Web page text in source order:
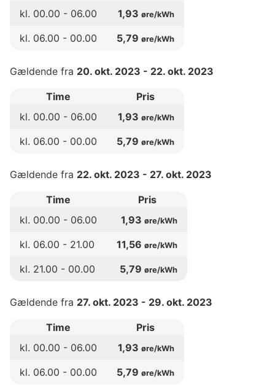
kl. 00.00 - 06.00 1,93 øre/kWh
kl. 06.00 - 00.00 5,79 øre/kWh
Gældende fra 20. okt. 2023 - 22. okt. 2023
Time
Pris
kl. 00.00 - 06.00 1,93 øre/kWh
kl. 06.00 - 00.00 5,79 øre/kWh
Gældende fra 22. okt. 2023 - 27. okt. 2023
Time
Pris
kl. 00.00 - 06.00 1,93 øre/kWh
kl. 06.00 - 21.00 11,56 øre/kWh
kl. 21.00 - 00.00 5,79 øre/kWh
Gældende fra 27. okt. 2023 - 29. okt. 2023
Time
Pris
kl. 00.00 - 06.00 1,93 øre/kWh
kl. 06.00 - 00.00 5,79 øre/kWh